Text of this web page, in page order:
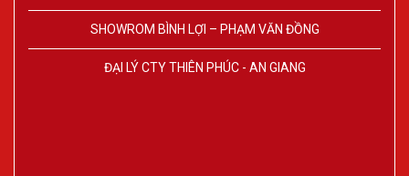
SHOWROM BÌNH LỢI – PHẠM VĂN ĐỒNG
ĐẠI LÝ CTY THIÊN PHÚC - AN GIANG